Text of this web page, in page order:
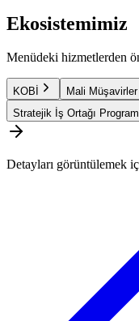
Ekosistemimiz
Menüdeki hizmetlerden
KOBİ
Mali
Stratejik İş Ortağı
Detayları görüntülemek